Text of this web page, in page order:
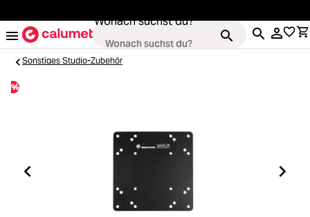
Wonach suchst du?
Objektive
Loading...
Video & Drohnen
Sonstiges Studio-Zubehör
%